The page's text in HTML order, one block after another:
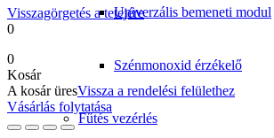
Univerzális bemeneti modul
Szénmonoxid érzékelő
Fűtés vezérlés
Visszagörgetés a tetejére
0
0
Kosár
A kosár üresVissza a rendelési felülethez
Vásárlás folytatása